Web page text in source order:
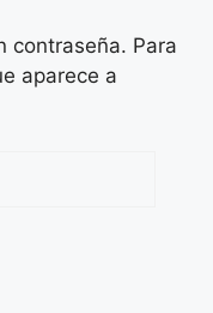
contraseña. Para
aparece a